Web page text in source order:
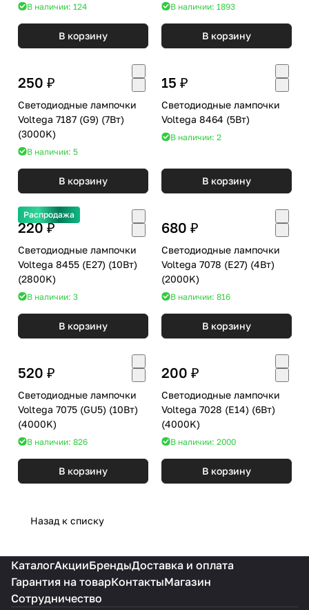
В наличии: 124
В корзину
В наличии: 1893
В корзину
250 ₽
Светодиодные лампочки
Voltega 7187 (G9) (7Вт)
(3000K)
В наличии: 5
В корзину
15 ₽
Светодиодные лампочки
Voltega 8464 (5Вт)
В наличии: 2
В корзину
Распродажа
220 ₽
Светодиодные лампочки
Voltega 8455 (E27) (10Вт)
(2800K)
В наличии: 3
В корзину
680 ₽
Светодиодные лампочки
Voltega 7078 (E27) (4Вт)
(2000K)
В наличии: 816
В корзину
520 ₽
Светодиодные лампочки
Voltega 7075 (GU5) (10Вт)
(4000K)
В наличии: 826
В корзину
200 ₽
Светодиодные лампочки
Voltega 7028 (E14) (6Вт)
(4000K)
В наличии: 2000
В корзину
Назад к списку
КаталогАкцииБрендыДоставка и оплата
Гарантия на товарКонтактыМагазин
Сотрудничество